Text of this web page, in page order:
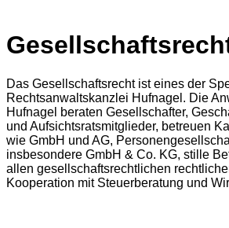
Das Gesellschaftsrecht ist eines der
Rechtsanwaltskanzlei Hufnagel. Die
Hufnagel beraten Gesellschafter,
und Aufsichtsratsmitglieder, betreuen
wie GmbH und AG,
insbesondere GmbH & Co. KG, stille
allen gesellschaftsrechtlichen
Kooperation mit Steuerberatung und